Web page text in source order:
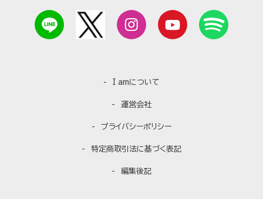
I amについて
運営会社
プライバシーポリシー
特定商取引法に基づく表記
編集後記